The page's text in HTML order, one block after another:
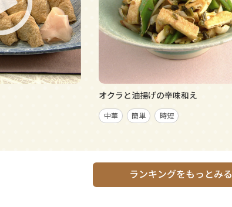
オクラと油揚げの辛味和え
中華 簡単 時短
ランキングをもっとみる